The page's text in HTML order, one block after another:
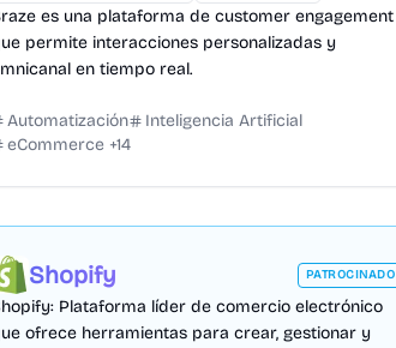
es una plataforma de customer engagement
permite interacciones personalizadas y
en tiempo real.
Automatización
Inteligencia Artificial
eCommerce +14
Shopify PATROCINADO
Plataforma líder de comercio electrónico
ofrece herramientas para crear, gestionar y